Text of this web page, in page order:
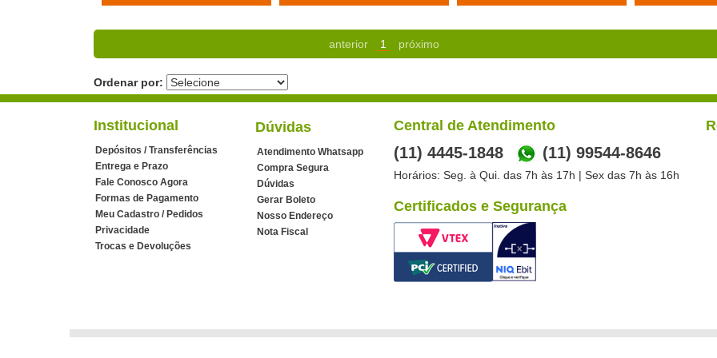
anterior 1 próximo
Ordenar por:
Institucional
Depósitos / Transferências
Entrega e Prazo
Fale Conosco Agora
Formas de Pagamento
Meu Cadastro / Pedidos
Privacidade
Trocas e Devoluções
Dúvidas
Atendimento Whatsapp
Compra Segura
Dúvidas
Gerar Boleto
Nosso Endereço
Nota Fiscal
Central de Atendimento
(11) 4445-1848 (11) 99544-8646
Horários: Seg. à Qui. das 7h às 17h | Sex das 7h às 16h
Certificados e Segurança